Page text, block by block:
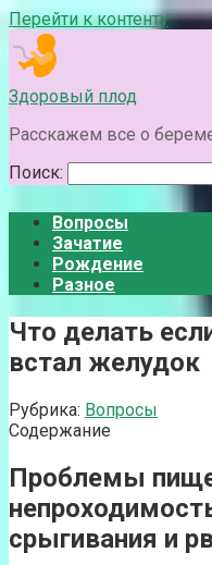
Перейти к контенту
Здоровый плод
Расскажем все о
Поиск:
Вопросы
Зачатие
Рождение
Разное
Что делать
встал желудок
Рубрика: Вопросы
Содержание
Проблемы
срыгивания и